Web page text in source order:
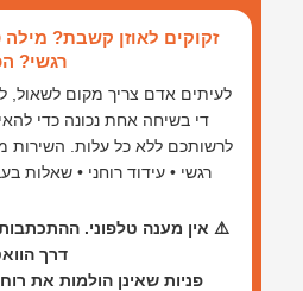
זקוקים לאוזן קשבת? מילה
רגשי?
לעיתים אדם צריך מקום
די בשיחה אחת נכונה כדי
לרשותכם ללא כל עלות. השירות
רגשי • עידוד רוחני • שאלות
⚠️ אין מענה טלפוני.
דרך
פניות שאינן הולמות את רוח